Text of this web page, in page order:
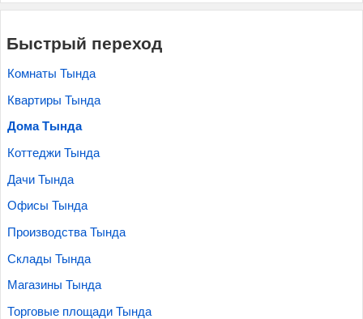
Быстрый переход
Комнаты Тында
Квартиры Тында
Дома Тында
Коттеджи Тында
Дачи Тында
Офисы Тында
Производства Тында
Склады Тында
Магазины Тында
Торговые площади Тында